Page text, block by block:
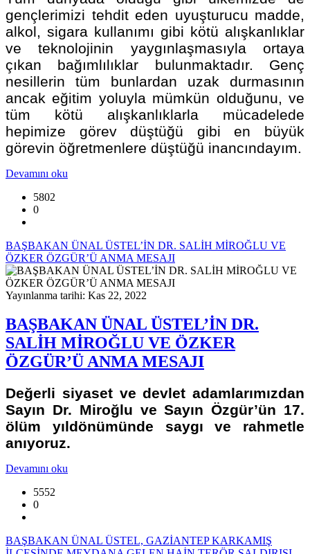
gençlerimizi tehdit eden uyuşturucu madde,
alkol, sigara kullanımı gibi kötü alışkanlıklar
ve teknolojinin yaygınlaşmasıyla ortaya
çıkan bağımlılıklar bulunmaktadır. Genç
nesillerin tüm bunlardan uzak durmasının
ancak eğitim yoluyla mümkün olduğunu, ve
tüm kötü alışkanlıklarla mücadelede
hepimize görev düştüğü gibi en büyük
görevin öğretmenlere düştüğü inancındayım.
Devamını oku
5802
0
BAŞBAKAN ÜNAL ÜSTEL’İN DR. SALİH MİROĞLU VE
ÖZKER ÖZGÜR’Ü ANMA MESAJI
Yayınlanma tarihi: Kas 22, 2022
BAŞBAKAN ÜNAL ÜSTEL’İN DR.
SALİH MİROĞLU VE ÖZKER
ÖZGÜR’Ü ANMA MESAJI
Değerli siyaset ve devlet adamlarımızdan
Sayın Dr. Miroğlu ve Sayın Özgür’ün 17.
ölüm yıldönümünde saygı ve rahmetle
anıyoruz.
Devamını oku
5552
0
BAŞBAKAN ÜNAL ÜSTEL, GAZİANTEP KARKAMIŞ